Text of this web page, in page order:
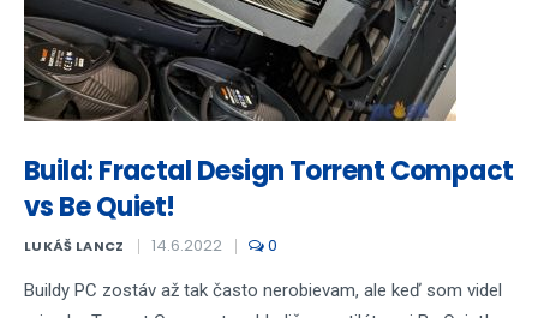
Build: Fractal Design Torrent Compact
vs Be Quiet!
LUKÁŠ LANCZ 14.6.2022 0
Buildy PC zostáv až tak často nerobievam, ale keď som videl